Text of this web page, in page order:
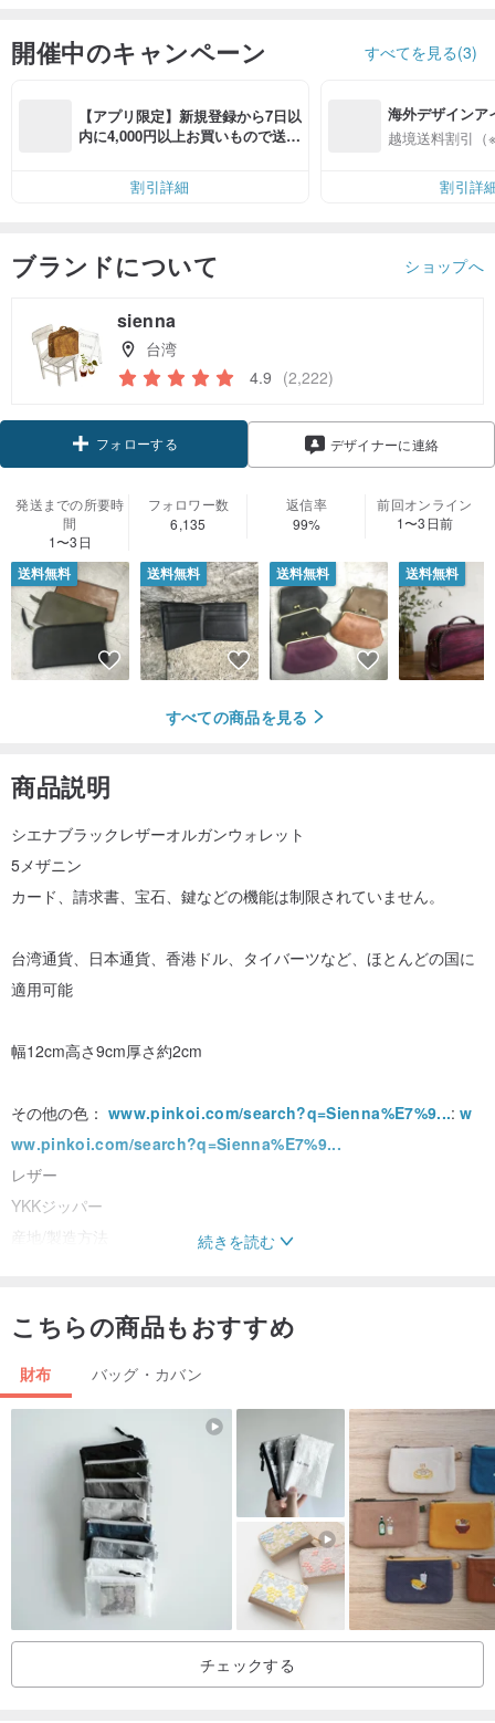
開催中のキャンペーン すべてを見る(3)
【アプリ限定】新規登録から7日以
内に4,000円以上お買いもので送料
割引詳細
海外デザインア
入
越境送料割引（
割引詳
ブランドについて ショップへ
sienna
台湾
4.9 (2,222)
フォローする デザイナーに連絡
発送までの所要時
間
1〜3日
フォロワー数
6,135
返信率
99%
前回オンライン
1〜3日前
送料無料 送料無料 送料無料 送料無料
すべての商品を見る
商品説明
シエナブラックレザーオルガンウォレット
5メザニン
カード、請求書、宝石、鍵などの機能は制限されていません。
台湾通貨、日本通貨、香港ドル、タイバーツなど、ほとんどの国に
適用可能
幅12cm高さ9cm厚さ約2cm
その他の色： www.pinkoi.com/search?q=Sienna%E7%9...:w
ww.pinkoi.com/search?q=Sienna%E7%9...
レザー
YKKジッパー
産地/製造方法
続きを読む
こちらの商品もおすすめ
財布 バッグ・カバン
チェックする